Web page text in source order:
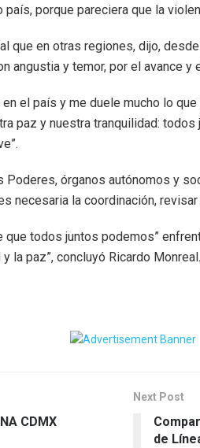
porque pareciera que la
que en otras regiones, dijo,
angustia y temor, por el avance y
el país y me duele mucho lo
paz y nuestra tranquilidad:
Poderes, órganos autónomos y
necesaria la coordinación,
que todos juntos podemos”
la paz”, concluyó Ricardo Monreal.
CDMX
Next Post
de